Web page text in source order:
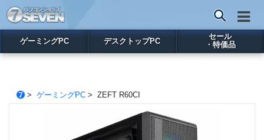
ゲーミングPC デスクトップPC
セール
・特価品
> ゲーミングPC> ZEFT R60CI